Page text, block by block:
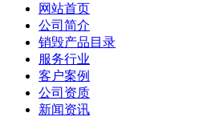
网站首页
公司简介
销毁产品目录
服务行业
客户案例
公司资质
新闻资讯